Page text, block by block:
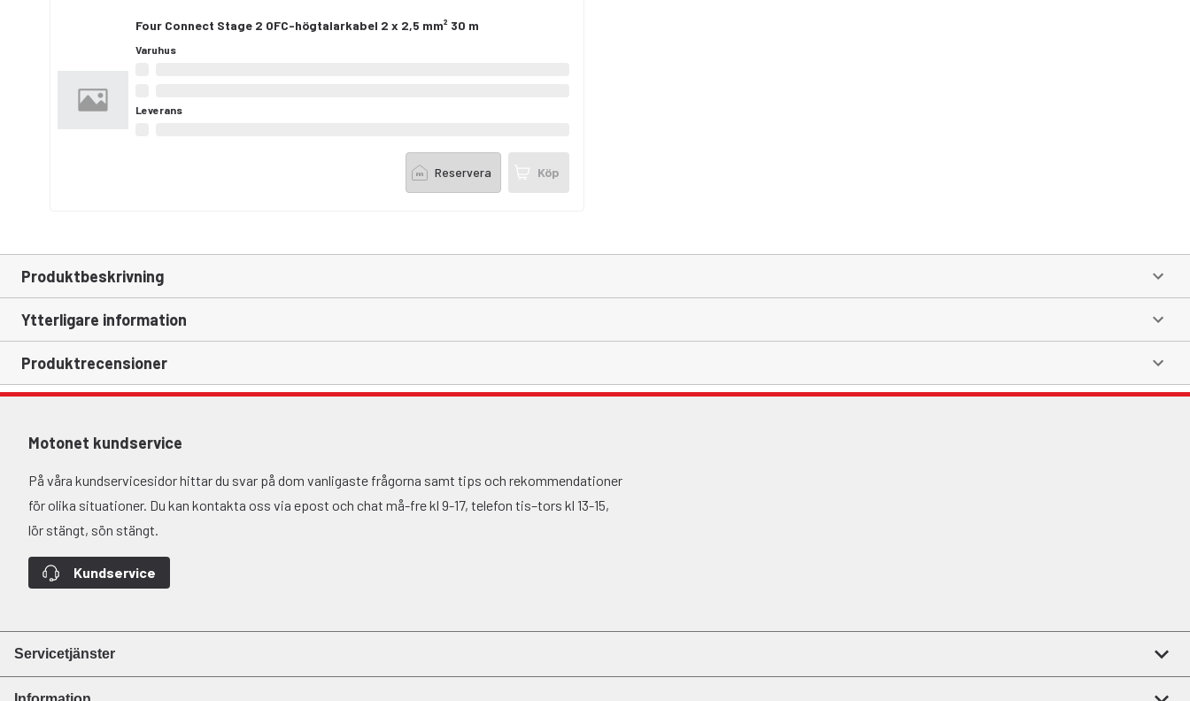
Four Connect Stage 2 OFC-högtalarkabel 2 x 2,5 mm² 30 m
Varuhus
Leverans
Reservera Köp
Produktbeskrivning
Ytterligare information
Produktrecensioner
Motonet kundservice
På våra kundservicesidor hittar du svar på dom vanligaste frågorna samt tips och rekommendationer
för olika situationer. Du kan kontakta oss via epost och chat må-fre kl 9-17, telefon tis–tors kl 13-15,
lör stängt, sön stängt.
Kundservice
Servicetjänster